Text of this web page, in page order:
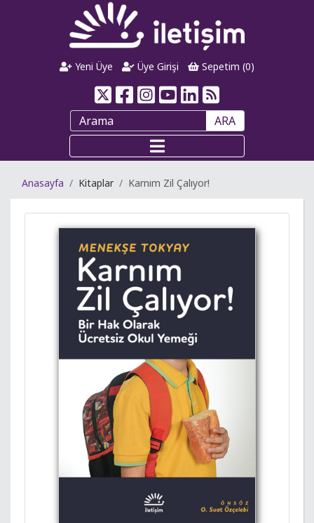
Yeni Üye Üye Girişi Sepetim (0)
ARA
Anasayfa Kitaplar Karnım Zil Çalıyor!